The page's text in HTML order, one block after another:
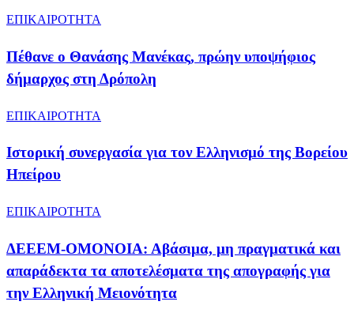
ΕΠΙΚΑΙΡΟΤΗΤΑ
Πέθανε ο Θανάσης Μανέκας, πρώην υποψήφιος
δήμαρχος στη Δρόπολη
ΕΠΙΚΑΙΡΟΤΗΤΑ
Ιστορική συνεργασία για τον Ελληνισμό της Βορείου
Ηπείρου
ΕΠΙΚΑΙΡΟΤΗΤΑ
​ΔΕΕΕΜ-ΟΜΟΝΟΙΑ: Αβάσιμα, μη πραγματικά και
απαράδεκτα τα αποτελέσματα της απογραφής για
την Ελληνική Μειονότητα